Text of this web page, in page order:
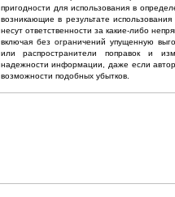
пригодности для использования в
возникающие в результате
несут ответственности за какие-либо
включая без ограничений упущенную
или распространители поправок и
надежности информации, даже если
возможности подобных убытков.